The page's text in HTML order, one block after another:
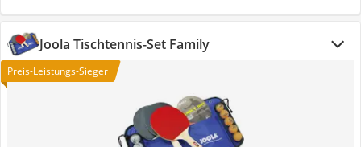
Joola Tischtennis-Set Family
Preis-Leistungs-Sieger